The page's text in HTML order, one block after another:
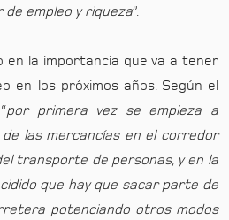
empleo y riqueza”.
en la importancia que va a tener
en los próximos años. Según el
por primera vez se empieza a
las mercancías en el corredor
transporte de personas, y en la
que hay que sacar parte de
potenciando otros modos